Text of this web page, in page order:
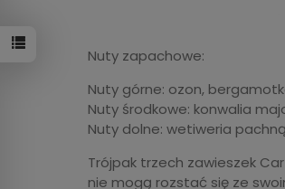
Nuty zapachowe:
Nuty górne: ozon,
Nuty środkowe: konwalia
Nuty dolne: wetiweria
Trójpak trzech zawieszek
nie mogą rozstać się ze